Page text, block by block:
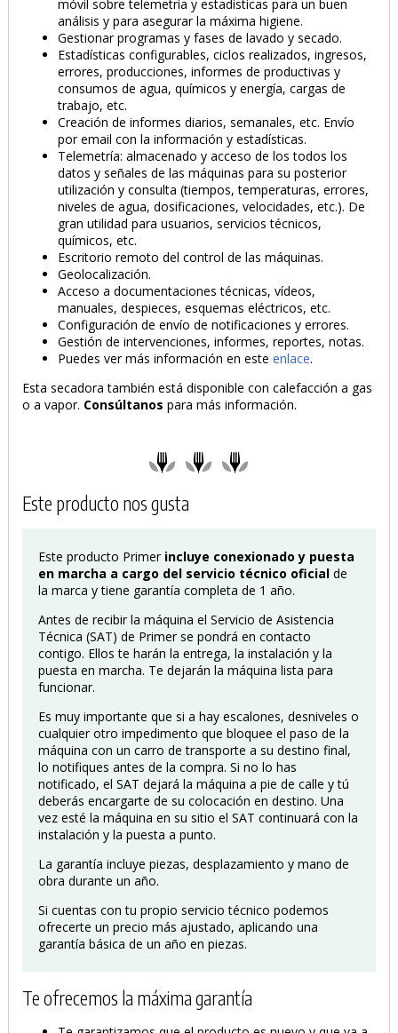
Contenido 20 litros a
3,01 €/l
60,13 €
Contenido 20 litros a
5,67 € /l
113,40 €
móvil sobre telemetría y estadísticas para un buen
análisis y para asegurar la máxima higiene.
Gestionar programas y fases de lavado y secado.
Estadísticas configurables, ciclos realizados, ingresos,
errores, producciones, informes de productivas y
consumos de agua, químicos y energía, cargas de
trabajo, etc.
Creación de informes diarios, semanales, etc. Envío
por email con la información y estadísticas.
Telemetría: almacenado y acceso de los todos los
datos y señales de las máquinas para su posterior
utilización y consulta (tiempos, temperaturas, errores,
niveles de agua, dosificaciones, velocidades, etc.). De
gran utilidad para usuarios, servicios técnicos,
químicos, etc.
Escritorio remoto del control de las máquinas.
Geolocalización.
Acceso a documentaciones técnicas, vídeos,
manuales, despieces, esquemas eléctricos, etc.
Configuración de envío de notificaciones y errores.
Gestión de intervenciones, informes, reportes, notas.
Puedes ver más información en esteenlace.
Esta secadora también está disponible con calefacción a gas
o a vapor. Consúltanos para más información.
Este producto nos gusta
Este producto Primer incluye conexionado y puesta
en marcha a cargo del servicio técnico oficial de
la marca y tiene garantía completa de 1 año.
Antes de recibir la máquina el Servicio de Asistencia
Técnica (SAT) de Primer se pondrá en contacto
contigo. Ellos te harán la entrega, la instalación y la
puesta en marcha. Te dejarán la máquina lista para
funcionar.
Es muy importante que si a hay escalones, desniveles o
cualquier otro impedimento que bloquee el paso de la
máquina con un carro de transporte a su destino final,
lo notifiques antes de la compra. Si no lo has
notificado, el SAT dejará la máquina a pie de calle y tú
deberás encargarte de su colocación en destino. Una
vez esté la máquina en su sitio el SAT continuará con la
instalación y la puesta a punto.
La garantía incluye piezas, desplazamiento y mano de
obra durante un año.
Si cuentas con tu propio servicio técnico podemos
ofrecerte un precio más ajustado, aplicando una
garantía básica de un año en piezas.
Te ofrecemos la máxima garantía